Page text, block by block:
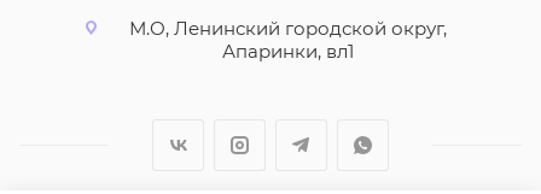
М.О, Ленинский городской округ,
Апаринки, вл1